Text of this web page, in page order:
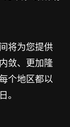
将为您提供
敛、更加隆
个地区都以
。